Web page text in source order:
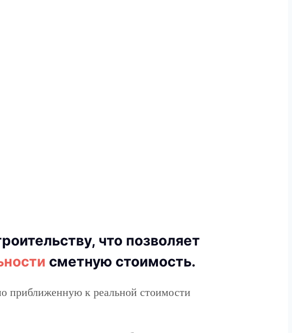
что позволяет
сметную стоимость.
приближенную к реальной стоимости